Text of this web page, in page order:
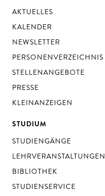
AKTUELLES
KALENDER
NEWSLETTER
PERSONENVERZEICHNIS
STELLENANGEBOTE
PRESSE
KLEINANZEIGEN
STUDIUM
STUDIENGÄNGE
LEHRVERANSTALTUNGEN
BIBLIOTHEK
STUDIENSERVICE